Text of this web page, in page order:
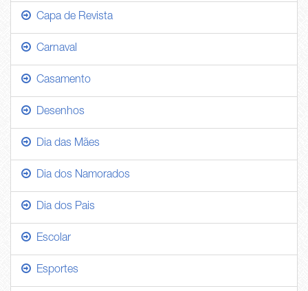
Capa de Revista
Carnaval
Casamento
Desenhos
Dia das Mães
Dia dos Namorados
Dia dos Pais
Escolar
Esportes